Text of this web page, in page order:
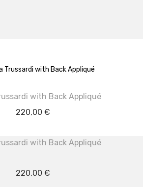
with Back Appliqué
220,00 €
with Back Appliqué
220,00 €